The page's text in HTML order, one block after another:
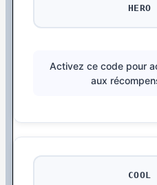
HERO
Activez ce code pour
aux
COOL